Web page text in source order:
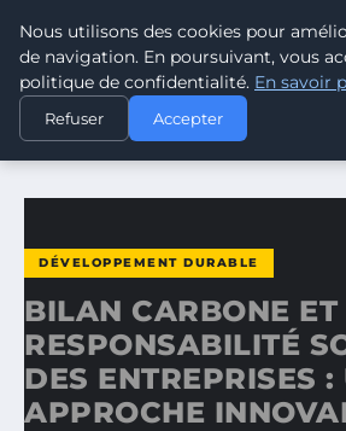
CLIMATE GUARDIAN
ACCUEIL
DÉVELOPPEMENT DURABLE
BILAN CARBONE ET RESPONSABILITÉ
DÉVELOPPEMENT DURABLE
BILAN CARBONE ET
RESPONSABILITÉ
DES ENTREPRISES :
APPROCHE
Nous utilisons des cookies pour
de navigation. En poursuivant, vous
politique de confidentialité. En savoir
Refuser Accepter